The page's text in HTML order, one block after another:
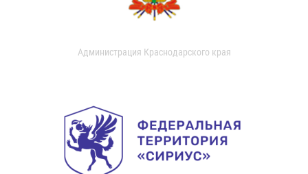
Администрация Краснодарского края